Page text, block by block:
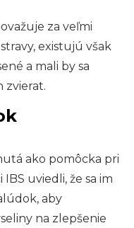
za veľmi
existujú však
a mali by sa
zvierat.
ako pomôcka pri
uviedli, že sa im
aby
na zlepšenie